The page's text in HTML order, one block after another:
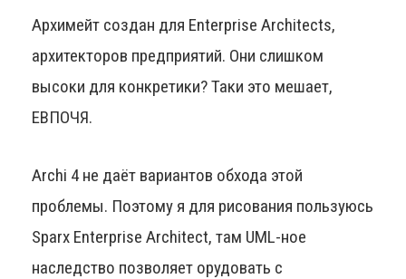
Архимейт создан для Enterprise Architects,
архитекторов предприятий. Они слишком
высоки для конкретики? Таки это мешает,
ЕВПОЧЯ.
Archi 4 не даёт вариантов обхода этой
проблемы. Поэтому я для рисования пользуюсь
Sparx Enterprise Architect, там UML-ное
наследство позволяет орудовать с